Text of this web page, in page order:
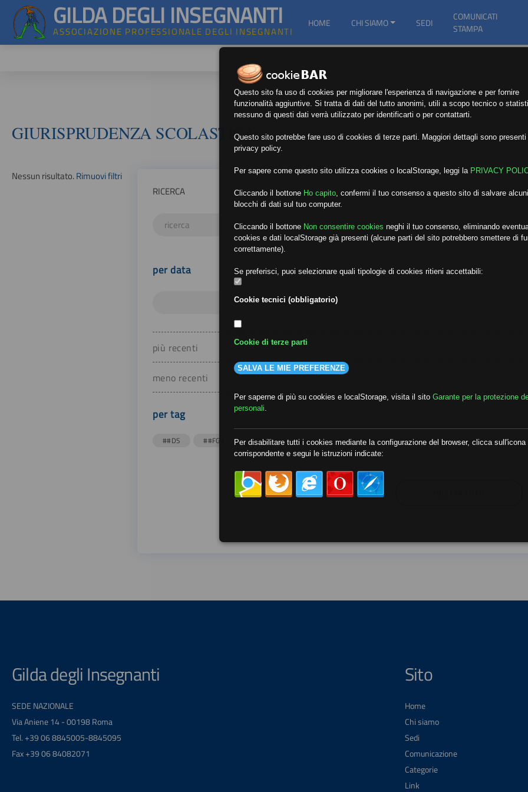
GILDA DEGLI INSEGNANTI
ASSOCIAZIONE PROFESSIONALE DEGLI INSEGNANTI
HOME CHI SIAMO SEDI
COMUNICATI
STAMPA
GIURISPRUDENZA SCOLASTICA
Nessun risultato.Rimuovi filtri
RICERCA
per data
più recenti
meno recenti
per tag
##DS ##FGU ##Gilda ##audoizioni ##autonomia
Gilda degli Insegnanti
SEDE NAZIONALE
Via Aniene 14 - 00198 Roma
Tel. +39 06 8845005-8845095
Fax +39 06 84082071
Sito
Home
Chi siamo
Sedi
Comunicazione
Categorie
Link
Questo sito fa uso di cookies per migliorare l'esperienza di navigazione e per fornire
funzionalità aggiuntive. Si tratta di dati del tutto anonimi, utili a scopo tecnico o
nessuno di questi dati verrà utilizzato per identificarti o per contattarti.
Questo sito potrebbe fare uso di cookies di terze parti. Maggiori dettagli sono
privacy policy.
Per sapere come questo sito utilizza cookies o localStorage, leggi la PRIVACY
Cliccando il bottone Ho capito confermi il tuo consenso a questo sito di salvare
blocchi di dati sul tuo computer.
Cliccando il bottone Non consentire cookies neghi il tuo consenso, eliminando
cookies e dati localStorage già presenti (alcune parti del sito potrebbero smettere di
correttamente).
Se preferisci, puoi selezionare quali tipologie di cookies ritieni accettabili:
Cookie tecnici (obbligatorio)
Cookie di terze parti
SALVA LE MIE PREFERENZE
Per saperne di più su cookies e localStorage, visita il sito Garante per la protezione
personali
Per disabilitare tutti i cookies mediante la configurazione del browser, clicca sull'icona
corrispondente e segui le istruzioni indicate: